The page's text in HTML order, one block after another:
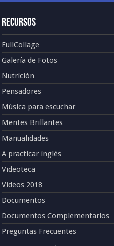
Recursos
FullCollage
Galería de Fotos
Nutrición
Pensadores
Música para escuchar
Mentes Brillantes
Manualidades
A practicar inglés
Videoteca
Vídeos 2018
Documentos
Documentos Complementarios
Preguntas Frecuentes